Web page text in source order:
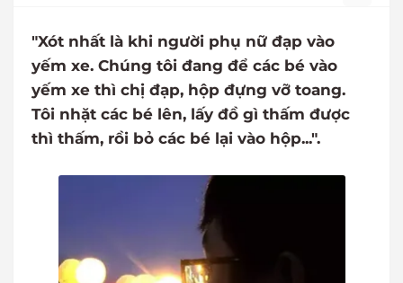
"Xót nhất là khi người phụ nữ đạp vào
yếm xe. Chúng tôi đang để các bé vào
yếm xe thì chị đạp, hộp đựng vỡ toang.
Tôi nhặt các bé lên, lấy đồ gì thấm được
thì thấm, rồi bỏ các bé lại vào hộp...".